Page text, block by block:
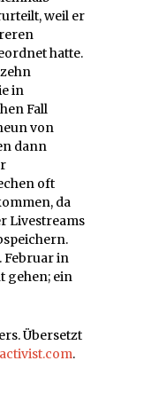
weil er
hatte.
in
Fall
von
dann
oft
da
Livestreams
Februar in
gehen; ein
Übersetzt
.